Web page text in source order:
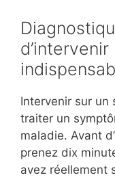
Intervenir sur un
traiter un
maladie. Avant
prenez dix
avez réellement